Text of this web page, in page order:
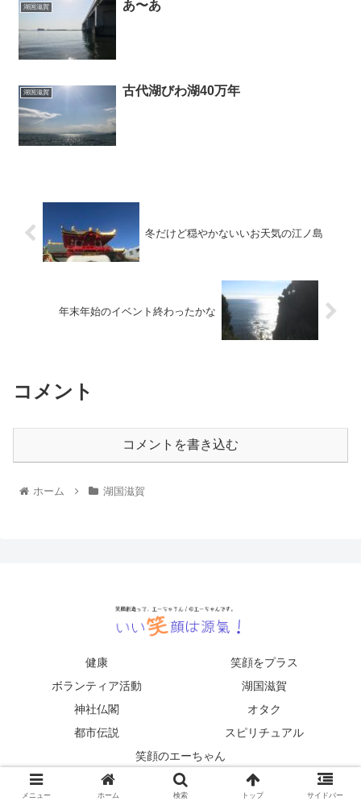
湖国滋賀 あ〜あ
湖国滋賀 古代湖びわ湖40万年
冬だけど穏やかないいお天気の江ノ島
年末年始のイベント終わったかな
コメント
コメントを書き込む
ホーム 湖国滋賀
健康
笑顔をプラス
ボランティア活動
湖国滋賀
神社仏閣
オタク
都市伝説
スピリチュアル
笑顔のエーちゃん
© 2021 いい笑顔は源氣！.
メニュー ホーム 検索 トップ サイドバー